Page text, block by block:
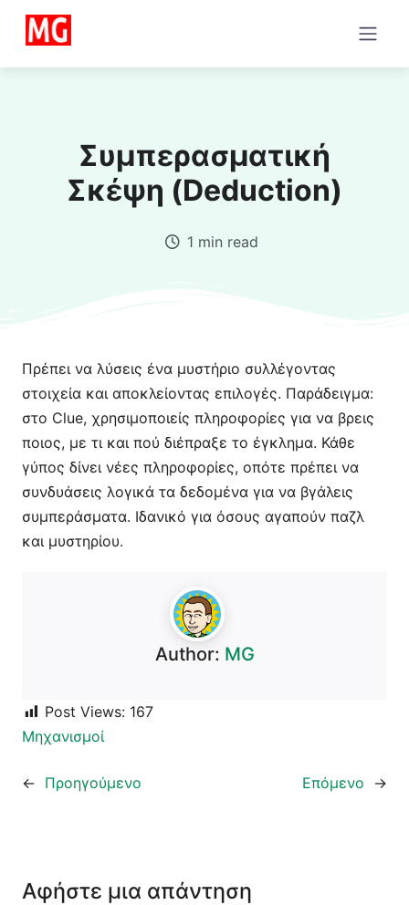
Συμπερασματική
Σκέψη (Deduction)
1 min read
Πρέπει να λύσεις ένα μυστήριο συλλέγοντας
στοιχεία και αποκλείοντας επιλογές. Παράδειγμα:
στο Clue, χρησιμοποιείς πληροφορίες για να βρεις
ποιος, με τι και πού διέπραξε το έγκλημα. Κάθε
γύπος δίνει νέες πληροφορίες, οπότε πρέπει να
συνδυάσεις λογικά τα δεδομένα για να βγάλεις
συμπεράσματα. Ιδανικό για όσους αγαπούν παζλ
και μυστηρίου.
Author: MG
Post Views: 167
Μηχανισμοί
← Προηγούμενο Επόμενο →
Αφήστε μια απάντηση